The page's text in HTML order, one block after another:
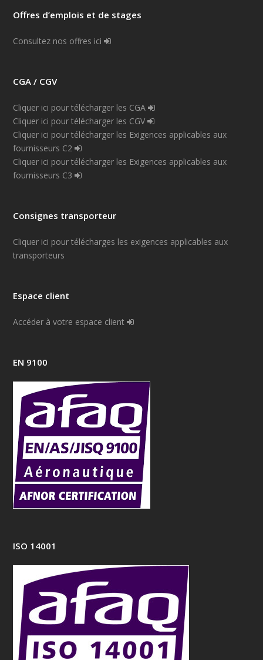
Offres d’emplois et de stages
Consultez nos offres ici
CGA / CGV
Cliquer ici pour télécharger les CGA
Cliquer ici pour télécharger les CGV
Cliquer ici pour télécharger les Exigences applicables aux
fournisseurs C2
Cliquer ici pour télécharger les Exigences applicables aux
fournisseurs C3
Consignes transporteur
Cliquer ici pour télécharges les exigences applicables aux
transporteurs
Espace client
Accéder à votre espace client
EN 9100
ISO 14001